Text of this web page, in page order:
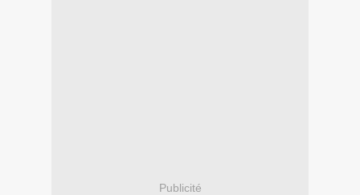
Publicité